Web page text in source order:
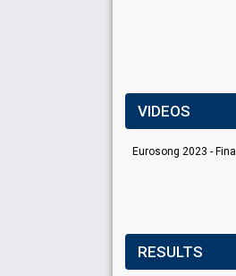
VIDEOS
Eurosong 2023 - Final
RESULTS